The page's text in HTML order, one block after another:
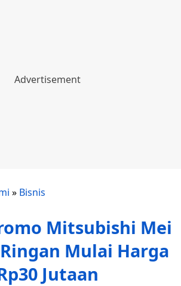
» Bisnis
Mitsubishi Mei
Ringan Mulai Harga
Jutaan